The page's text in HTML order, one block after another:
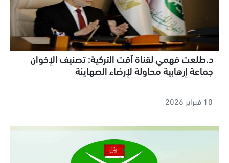
د.طلعت فهمي لقناة آقت التركية: تصنيف الإخوان
جماعة إرهابية محاولة لإرضاء الصهاينة
10 فبراير 2026